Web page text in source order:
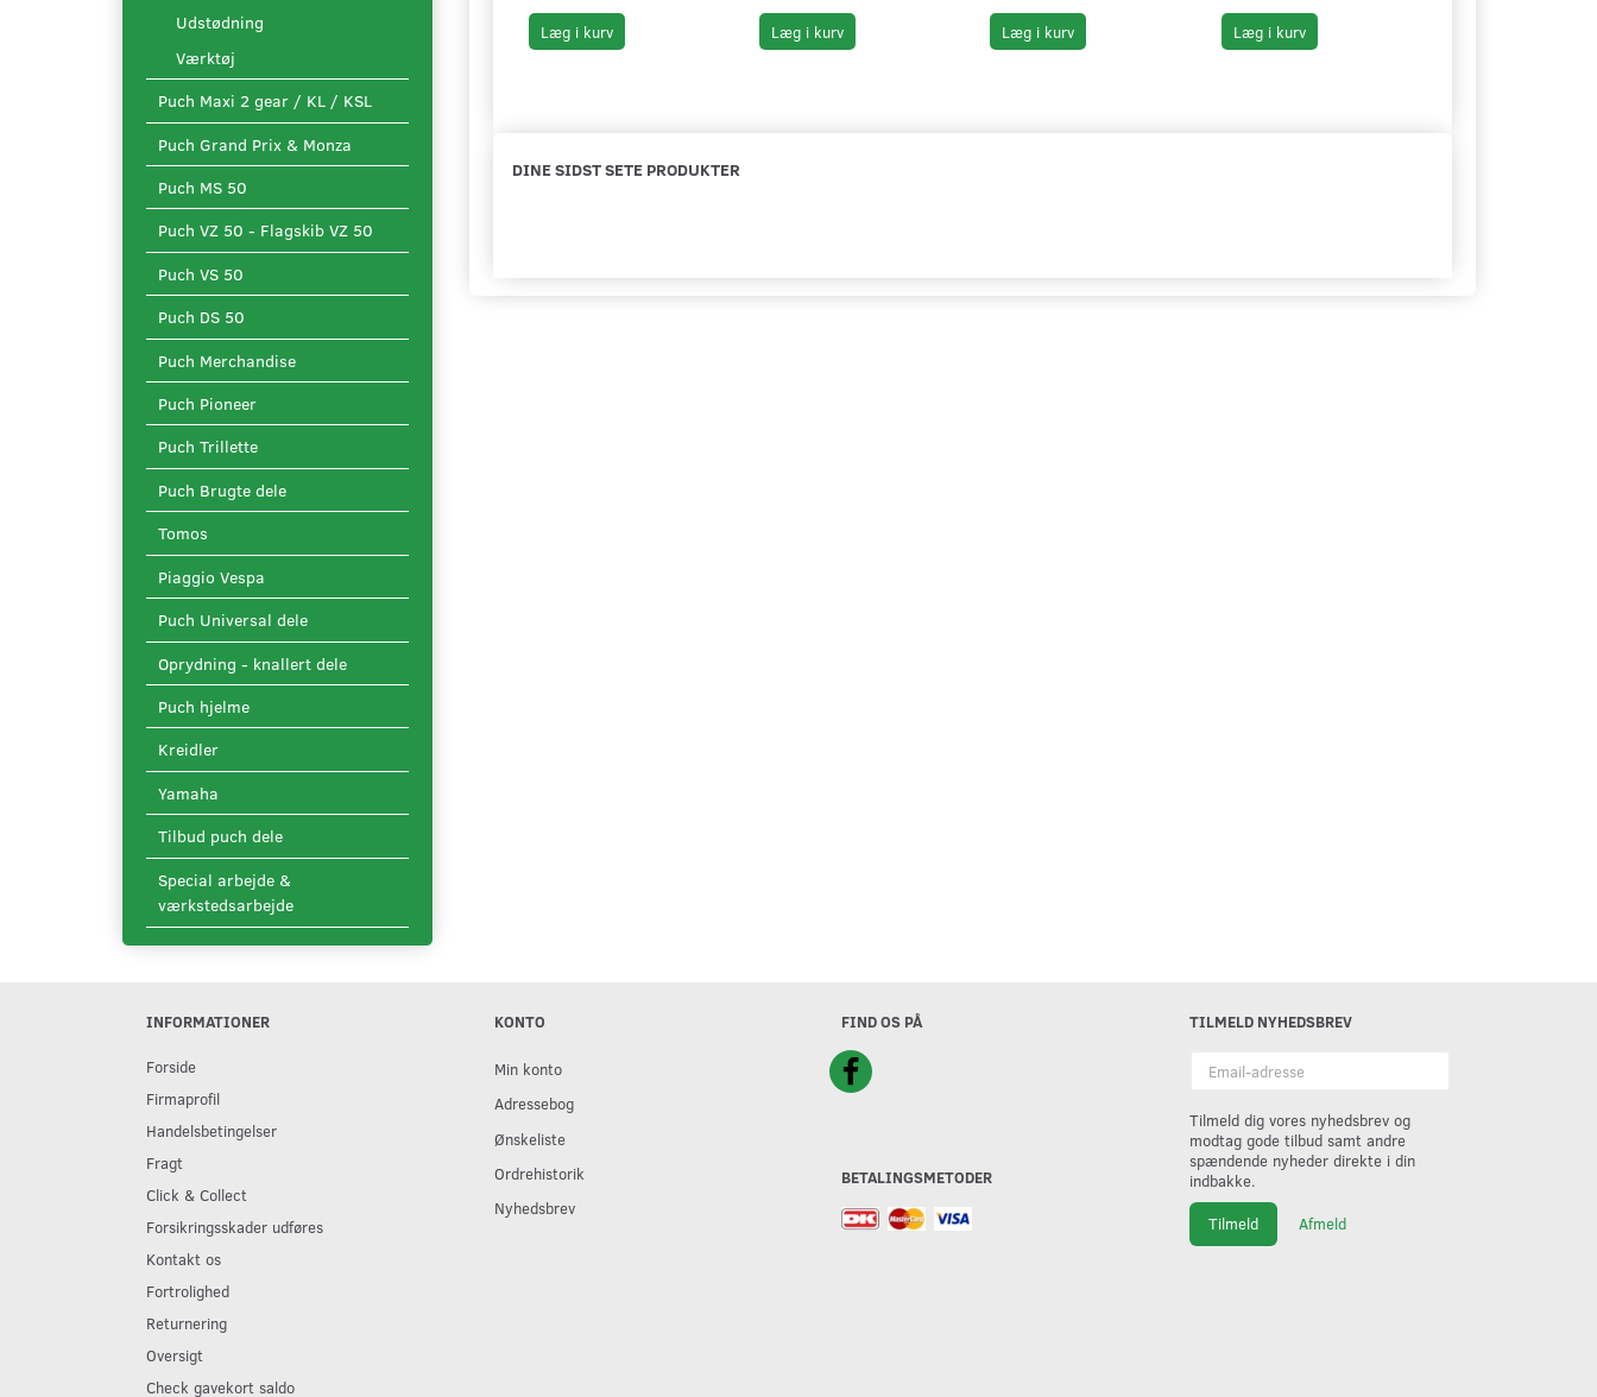
Udstødning
Værktøj
Puch Maxi 2 gear / KL / KSL
Puch Grand Prix & Monza
Puch MS 50
Puch VZ 50 - Flagskib VZ 50
Puch VS 50
Puch DS 50
Puch Merchandise
Puch Pioneer
Puch Trillette
Puch Brugte dele
Tomos
Piaggio Vespa
Puch Universal dele
Oprydning - knallert dele
Puch hjelme
Kreidler
Yamaha
Tilbud puch dele
Special arbejde &
værkstedsarbejde
Læg i kurv Læg i kurv Læg i kurv Læg i kurv
DINE SIDST SETE PRODUKTER
INFORMATIONER
Forside
Firmaprofil
Handelsbetingelser
Fragt
Click & Collect
Forsikringsskader udføres
Kontakt os
Fortrolighed
Returnering
Oversigt
Check gavekort saldo
KONTO
Min konto
Adressebog
Ønskeliste
Ordrehistorik
Nyhedsbrev
FIND OS PÅ
BETALINGSMETODER
TILMELD NYHEDSBREV
adresse
Tilmeld dig vores nyhedsbrev og
modtag gode tilbud samt andre
spændende nyheder direkte i din
indbakke.
Tilmeld Afmeld